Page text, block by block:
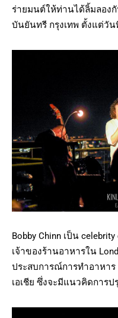
ร่ายมนต์ให้ท่านได้ลิ้มลอง
บันยันทรี กรุงเทพ ตั้งแต่วัน
Bobby Chinn เป็น
เจ้าของร้านอาหารใน
ประสบการณ์การทำอาหา
เอเชีย ซึ่งจะมีแนวคิดการ